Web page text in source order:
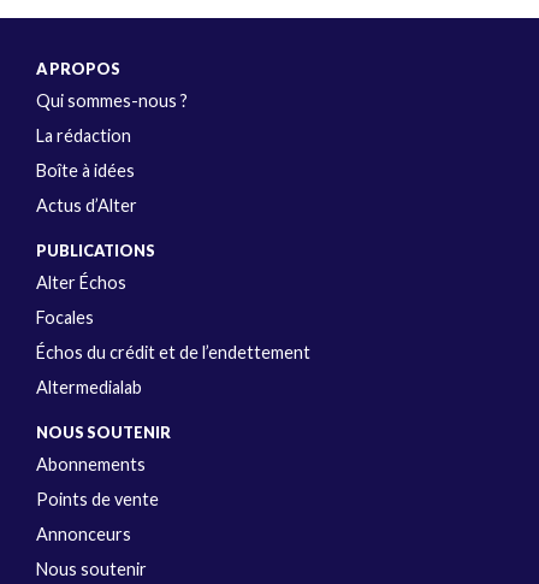
A PROPOS
Qui sommes-nous ?
La rédaction
Boîte à idées
Actus d’Alter
PUBLICATIONS
Alter Échos
Focales
Échos du crédit et de l’endettement
Altermedialab
NOUS SOUTENIR
Abonnements
Points de vente
Annonceurs
Nous soutenir